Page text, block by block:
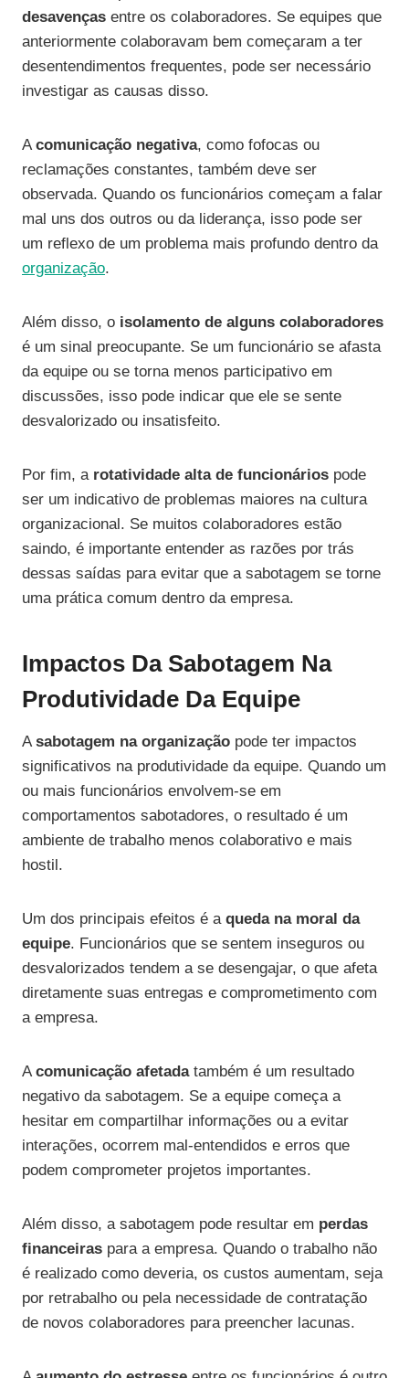
desavenças entre os colaboradores. Se equipes que
anteriormente colaboravam bem começaram a ter
desentendimentos frequentes, pode ser necessário
investigar as causas disso.
Acomunicação negativa, como fofocas ou
reclamações constantes, também deve ser
observada. Quando os funcionários começam a falar
mal uns dos outros ou da liderança, isso pode ser
um reflexo de um problema mais profundo dentro da
organização.
Além disso, o isolamento de alguns colaboradores
é um sinal preocupante. Se um funcionário se afasta
da equipe ou se torna menos participativo em
discussões, isso pode indicar que ele se sente
desvalorizado ou insatisfeito.
Por fim, a rotatividade alta de funcionários pode
ser um indicativo de problemas maiores na cultura
organizacional. Se muitos colaboradores estão
saindo, é importante entender as razões por trás
dessas saídas para evitar que a sabotagem se torne
uma prática comum dentro da empresa.
Impactos Da Sabotagem Na
Produtividade Da Equipe
Asabotagem na organização pode ter impactos
significativos na produtividade da equipe. Quando um
ou mais funcionários envolvem-se em
comportamentos sabotadores, o resultado é um
ambiente de trabalho menos colaborativo e mais
hostil.
Um dos principais efeitos é a queda na moral da
equipe. Funcionários que se sentem inseguros ou
desvalorizados tendem a se desengajar, o que afeta
diretamente suas entregas e comprometimento com
a empresa.
Acomunicação afetadatambém é um resultado
negativo da sabotagem. Se a equipe começa a
hesitar em compartilhar informações ou a evitar
interações, ocorrem mal-entendidos e erros que
podem comprometer projetos importantes.
Além disso, a sabotagem pode resultar em perdas
financeiras para a empresa. Quando o trabalho não
é realizado como deveria, os custos aumentam, seja
por retrabalho ou pela necessidade de contratação
de novos colaboradores para preencher lacunas.